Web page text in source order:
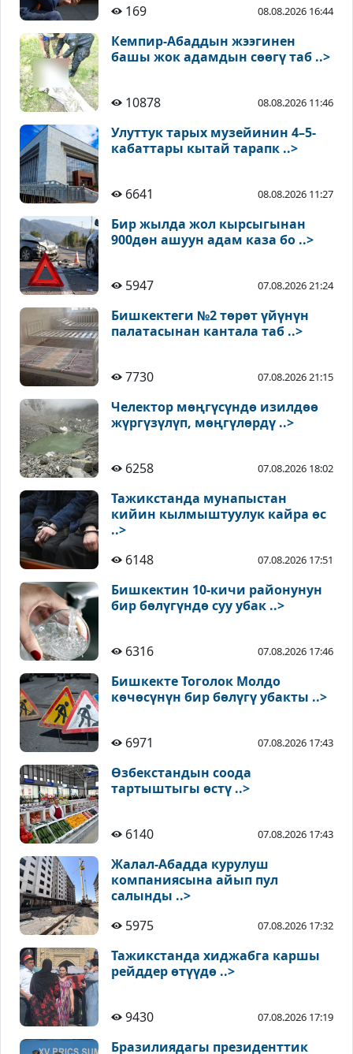
169 08.08.2026 16:44
Кемпир-Абаддын жээгинен
башы жок адамдын сөөгү таб ..>
10878 08.08.2026 11:46
Улуттук тарых музейинин 4–5-
кабаттары кытай тарапк ..>
6641 08.08.2026 11:27
Бир жылда жол кырсыгынан
900дөн ашуун адам каза бо ..>
5947 07.08.2026 21:24
Бишкектеги №2 төрөт үйүнүн
палатасынан кантала таб ..>
7730 07.08.2026 21:15
Челектор мөңгүсүндө изилдөө
жүргүзүлүп, мөңгүлөрдү ..>
6258 07.08.2026 18:02
Тажикстанда мунапыстан
кийин кылмыштуулук кайра өс
..>
6148
07.08.2026 17:51
Бишкектин 10-кичи районунун
бир бөлүгүндө суу убак ..>
6316 07.08.2026 17:46
Бишкекте Тоголок Молдо
көчөсүнүн бир бөлүгү убакты ..>
6971 07.08.2026 17:43
Өзбекстандын соода
тартыштыгы өстү ..>
6140 07.08.2026 17:43
Жалал-Абадда курулуш
компаниясына айып пул
салынды ..>
5975
07.08.2026 17:32
Тажикстанда хиджабга каршы
рейддер өтүүдө ..>
9430 07.08.2026 17:19
Бразилиядагы президенттик